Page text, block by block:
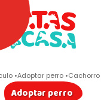
Adoptar perro
Adoptar perro